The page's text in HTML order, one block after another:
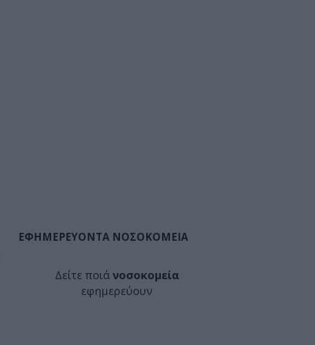
ΕΦΗΜΕΡΕΥΟΝΤΑ ΝΟΣΟΚΟΜΕΙΑ
Δείτε ποιά νοσοκομεία
εφημερεύουν